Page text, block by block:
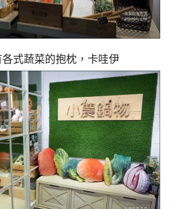
式蔬菜的抱枕，卡哇伊